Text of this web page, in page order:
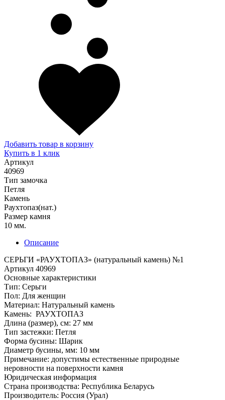
Добавить товар в корзину
Купить в 1 клик
Артикул
40969
Тип замочка
Петля
Камень
Раухтопаз(нат.)
Размер камня
10 мм.
Описание
СЕРЬГИ «РАУХТОПАЗ» (натуральный камень) №1
Артикул 40969
Основные характеристики
Тип: Серьги
Пол: Для женщин
Материал: Натуральный камень
Камень: РАУХТОПАЗ
Длина (размер), см: 27 мм
Тип застежки: Петля
Форма бусины: Шарик
Диаметр бусины, мм: 10 мм
Примечание: допустимы естественные природные
неровности на поверхности камня
Юридическая информация
Страна производства: Республика Беларусь
Производитель: Россия (Урал)